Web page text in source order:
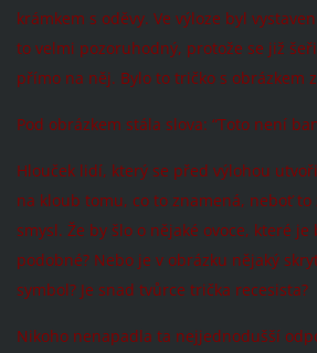
krámkem s oděvy. Ve výloze byl
to velmi pozoruhodný, protože se již
přímo na něj. Bylo to tričko s obrázkem
Pod obrázkem stála slova: “Toto není
Hlouček lidí, který se před výlohou
na kloub tomu, co to znamená, neboť
smysl. Že by šlo o nějaké ovoce, které
podobné? Nebo je v obrázku nějaký
symbol? Je snad tvůrce trička recesista?
Nikoho nenapadla ta nejjednodušší